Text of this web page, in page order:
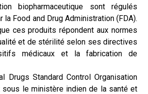
biopharmaceutique sont régulés
la Food and Drug Administration (FDA).
ces produits répondent aux normes
et de stérilité selon ses directives
médicaux et la fabrication de
Drugs Standard Control Organisation
sous le ministère indien de la santé et